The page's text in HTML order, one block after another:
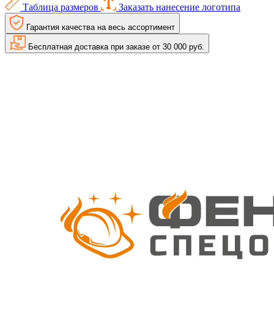
Таблица размеров Заказать нанесение логотипа
Гарантия качества на весь ассортимент
Бесплатная доставка при заказе от 30 000 руб.